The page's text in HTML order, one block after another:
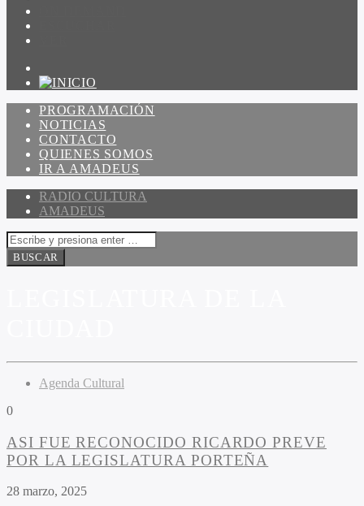
PROGRAMACIÓN
NOTICIAS
CONTACTO
QUIENES SOMOS
IR A AMADEUS
RADIO CULTURA
AMADEUS
Agenda Cultural
0
ASI FUE RECONOCIDO RICARDO PREVE
POR LA LEGISLATURA PORTEÑA
28 marzo, 2025